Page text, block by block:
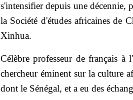
s'intensifier depuis une décennie,
la Société d'études africaines de
Xinhua.
Célèbre professeur de français
chercheur éminent sur la culture
dont le Sénégal, et a eu des